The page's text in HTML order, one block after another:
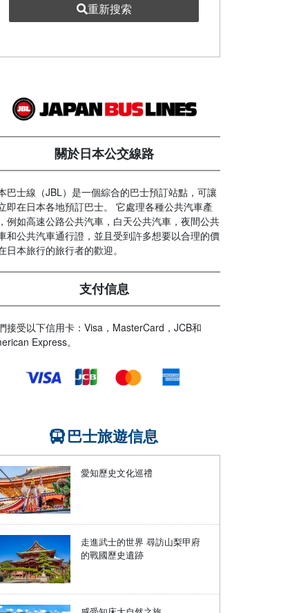
重新搜索
關於日本公交線路
巴士線（JBL）是一個綜合的巴士預訂站點，可讓
即在日本各地預訂巴士。 它處理各種公共汽車產
例如高速公路公共汽車，白天公共汽車，夜間公共
和公共汽車通行證，並且受到許多想要以合理的價
日本旅行的旅行者的歡迎。
支付信息
接受以下信用卡：Visa，MasterCard，JCB和
Express。
巴士旅遊信息
愛知歷史文化巡禮
走進武士的世界 尋訪山梨甲府
的戰國歷史遺跡